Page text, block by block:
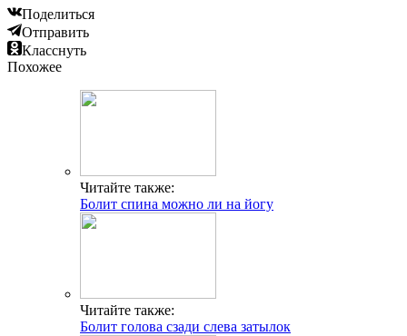
Поделиться
Отправить
Класснуть
Похожее
Читайте также:
Болит спина можно ли на йогу
Читайте также:
Болит голова сзади слева затылок